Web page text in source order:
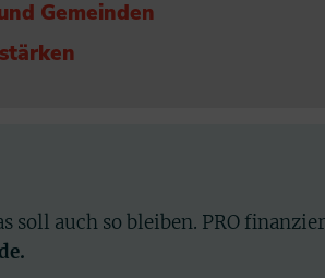
Gemeinden
soll auch so bleiben. PRO